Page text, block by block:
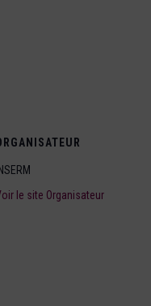
INSERM
le site Organisateur